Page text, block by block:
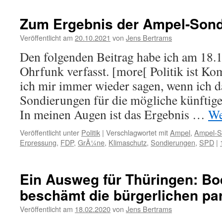
Zum Ergebnis der Ampel-
Veröffentlicht am 20.10.2021 von Jens Bertrams
Den folgenden Beitrag habe ich am
Ohrfunk verfasst. [more[ Politik ist
ich mir immer wieder sagen, wenn ich
Sondierungen für die mögliche
In meinen Augen ist das Ergebnis …
Veröffentlicht unter Politik | Verschlagwortet mitAmpel, Ampel-
Erpressung, FDP, GrÃ¼ne, Klimaschutz, Sondierungen, SPD |
Ein Ausweg für Thüringen:
beschämt die bürgerlichen
Veröffentlicht am 18.02.2020von Jens Bertrams